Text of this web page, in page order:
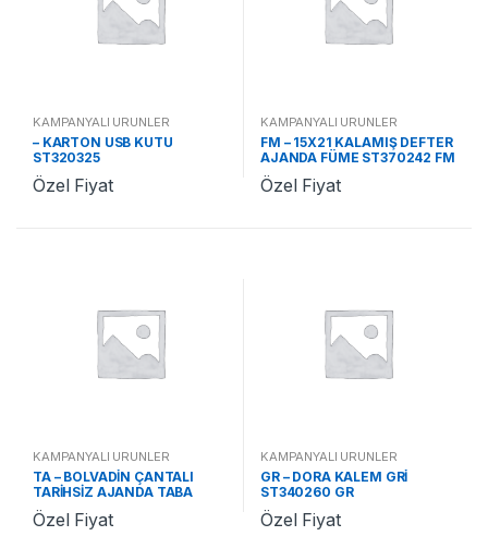
KAMPANYALI ÜRÜNLER
– KARTON USB KUTU
ST320325
Özel Fiyat
KAMPANYALI ÜRÜNLER
FM – 15X21 KALAMIŞ DEFTER
AJANDA FÜME ST370242 FM
Özel Fiyat
KAMPANYALI ÜRÜNLER
TA – BOLVADİN ÇANTALI
TARİHSİZ AJANDA TABA
ST370478 TA
Özel Fiyat
KAMPANYALI ÜRÜNLER
GR – DORA KALEM GRİ
ST340260 GR
Özel Fiyat